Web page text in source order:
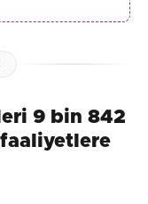
9 bin 842